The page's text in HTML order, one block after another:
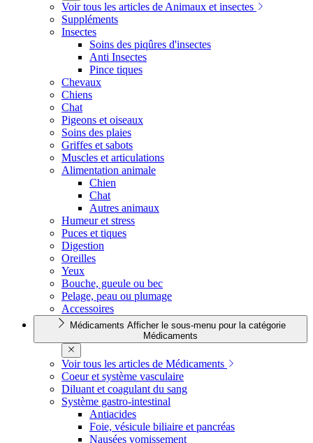
Voir tous les articles de Animaux et insectes
Suppléments
Insectes
Soins des piqûres d'insectes
Anti Insectes
Pince tiques
Chevaux
Chiens
Chat
Pigeons et oiseaux
Soins des plaies
Griffes et sabots
Muscles et articulations
Alimentation animale
Chien
Chat
Autres animaux
Humeur et stress
Puces et tiques
Digestion
Oreilles
Yeux
Bouche, gueule ou bec
Pelage, peau ou plumage
Accessoires
Médicaments Afficher le sous-menu pour la catégorie
Médicaments
Voir tous les articles de Médicaments
Coeur et système vasculaire
Diluant et coagulant du sang
Système gastro-intestinal
Antiacides
Foie, vésicule biliaire et pancréas
Nausées vomissement